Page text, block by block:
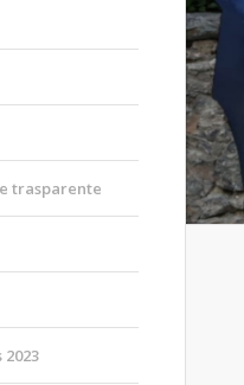
trasparente